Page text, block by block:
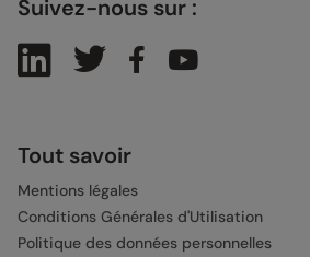
Suivez-nous sur :
Tout savoir
Mentions légales
Conditions Générales d'Utilisation
Politique des données personnelles